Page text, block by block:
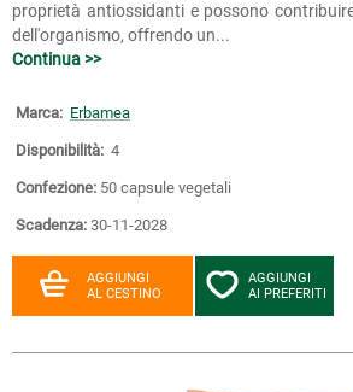
proprietà antiossidanti e possono
dell'organismo, offrendo un...
Continua >>
Marca: Erbamea
Disponibilità: 4
Confezione: 50 capsule vegetali
Scadenza: 30-11-2028
AGGIUNGI
AL CESTINO
AGGIUNGI
AI PREFERITI